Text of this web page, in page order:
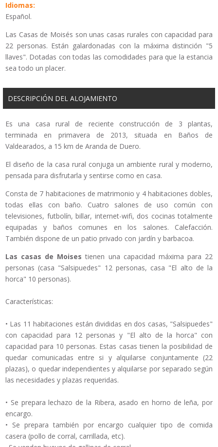
Idiomas:
Español.
Las Casas de Moisés son unas casas rurales con capacidad para
22 personas. Están galardonadas con la máxima distinción "5
llaves". Dotadas con todas las comodidades para que la estancia
sea todo un placer.
DESCRIPCIÓN DEL ALOJAMIENTO
Es una casa rural de reciente construcción de 3 plantas,
terminada en primavera de 2013, situada en Baños de
Valdearados, a 15 km de Aranda de Duero.
El diseño de la casa rural conjuga un ambiente rural y moderno,
pensada para disfrutarla y sentirse como en casa.
Consta de 7 habitaciones de matrimonio y 4 habitaciones dobles,
todas ellas con baño. Cuatro salones de uso común con
televisiones, futbolín, billar, internet-wifi, dos cocinas totalmente
equipadas y baños comunes en los salones. Calefacción.
También dispone de un patio privado con jardín y barbacoa.
Las casas de Moises tienen una capacidad máxima para 22
personas (casa "Salsipuedes" 12 personas, casa "El alto de la
horca" 10 personas).
Características:
• Las 11 habitaciones están divididas en dos casas, "Salsipuedes"
con capacidad para 12 personas y "El alto de la horca" con
capacidad para 10 personas. Estas casas tienen la posibilidad de
quedar comunicadas entre si y alquilarse conjuntamente (22
plazas), o quedar independientes y alquilarse por separado según
las necesidades y plazas requeridas.
• Se prepara lechazo de la Ribera, asado en horno de leña, por
encargo.
• Se prepara también por encargo cualquier tipo de comida
casera (pollo de corral, carrillada, etc).